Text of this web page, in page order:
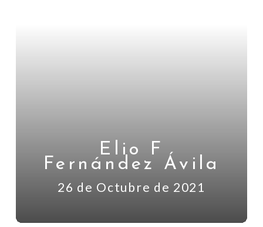
Elio F
Fernández Ávila
26 de Octubre de 2021